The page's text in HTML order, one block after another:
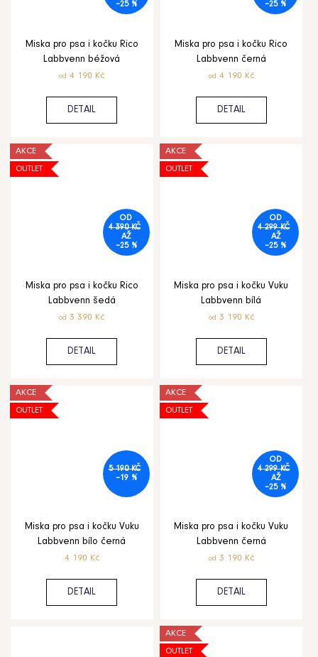
–25 %
Miska pro psa i kočku Rico
Labbvenn béžová
od 4 190 Kč
DETAIL
–25 %
Miska pro psa i kočku Rico
Labbvenn černá
od 4 190 Kč
DETAIL
AKCE
OUTLET
OD
4 390 KČ
AŽ
–25 %
Miska pro psa i kočku Rico
Labbvenn šedá
od 3 390 Kč
DETAIL
AKCE
OUTLET
OD
4 299 KČ
AŽ
–25 %
Miska pro psa i kočku Vuku
Labbvenn bílá
od 3 190 Kč
DETAIL
AKCE
OUTLET
5 190 KČ
–19 %
Miska pro psa i kočku Vuku
Labbvenn bílo černá
4 190 Kč
DETAIL
AKCE
OUTLET
OD
4 299 KČ
AŽ
–25 %
Miska pro psa i kočku Vuku
Labbvenn černá
od 3 190 Kč
DETAIL
AKCE
OUTLET
Royal